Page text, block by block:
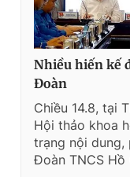
Nhiều hiến kế
Đoàn
Chiều 14.8, tại
Hội thảo khoa
trạng nội dung,
Đoàn TNCS Hồ